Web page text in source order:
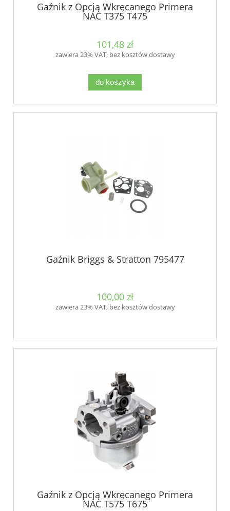
Gaźnik z Opcją Wkręcanego Primera
NAC T375 T475
101,48 zł
zawiera 23% VAT, bez kosztów dostawy
do koszyka
Gaźnik Briggs & Stratton 795477
100,00 zł
zawiera 23% VAT, bez kosztów dostawy
Gaźnik z Opcją Wkręcanego Primera
NAC T575 T675